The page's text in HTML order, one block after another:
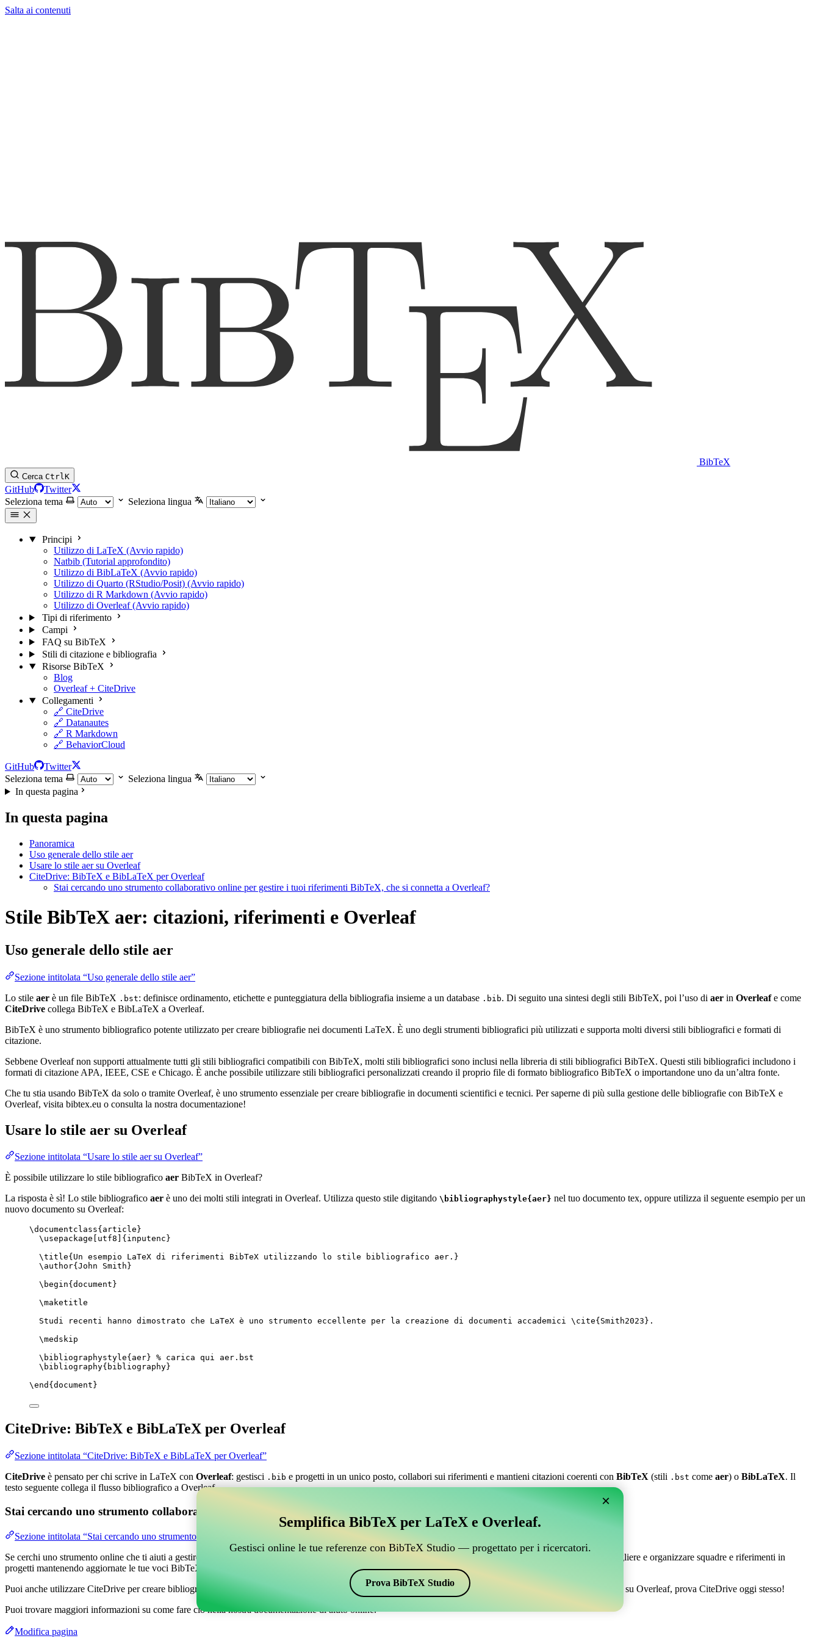
Salta ai contenuti
BibTeX
Cerca CtrlK
GitHub
Twitter
Seleziona tema
Seleziona lingua
Principi
Utilizzo di LaTeX (Avvio rapido)
Natbib (Tutorial approfondito)
Utilizzo di BibLaTeX (Avvio rapido)
Utilizzo di Quarto (RStudio/Posit) (Avvio rapido)
Utilizzo di R Markdown (Avvio rapido)
Utilizzo di Overleaf (Avvio rapido)
Tipi di riferimento
Campi
FAQ su BibTeX
Stili di citazione e bibliografia
Risorse BibTeX
Blog
Overleaf + CiteDrive
Collegamenti
🔗 CiteDrive
🔗 Datanautes
🔗 R Markdown
🔗 BehaviorCloud
GitHub
Twitter
Seleziona tema
Seleziona lingua
In questa pagina
In questa pagina
Panoramica
Uso generale dello stile aer
Usare lo stile aer su Overleaf
CiteDrive: BibTeX e BibLaTeX per Overleaf
Stai cercando uno strumento collaborativo online per gestire i tuoi riferimenti BibTeX, che si connetta a Overleaf?
Stile BibTeX aer: citazioni, riferimenti e Overleaf
Uso generale dello stile aer
Sezione intitolata “Uso generale dello stile aer”
Lo stile aer è un file BibTeX .bst: definisce ordinamento, etichette e punteggiatura della bibliografia insieme a un database .bib. Di seguito una sintesi degli stili BibTeX, poi l’uso di aer in Overleafe come
CiteDrive collega BibTeX e BibLaTeX a Overleaf.
BibTeX è uno strumento bibliografico potente utilizzato per creare bibliografie nei documenti LaTeX. È uno degli strumenti bibliografici più utilizzati e supporta molti diversi stili bibliografici e formati di
citazione.
Sebbene Overleaf non supporti attualmente tutti gli stili bibliografici compatibili con BibTeX, molti stili bibliografici sono inclusi nella libreria di stili bibliografici BibTeX. Questi stili bibliografici includono i
formati di citazione APA, IEEE, CSE e Chicago. È anche possibile utilizzare stili bibliografici personalizzati creando il proprio file di formato bibliografico BibTeX o importandone uno da un’altra fonte.
Che tu stia usando BibTeX da solo o tramite Overleaf, è uno strumento essenziale per creare bibliografie in documenti scientifici e tecnici. Per saperne di più sulla gestione delle bibliografie con BibTeX e
Overleaf, visita bibtex.eu o consulta la nostra documentazione!
Usare lo stile aer su Overleaf
Sezione intitolata “Usare lo stile aer su Overleaf”
È possibile utilizzare lo stile bibliografico aer BibTeX in Overleaf?
La risposta è sì! Lo stile bibliografico aer è uno dei molti stili integrati in Overleaf. Utilizza questo stile digitando \bibliographystyle{aer} nel tuo documento tex, oppure utilizza il seguente esempio per un
nuovo documento su Overleaf:
\documentclass{ article }
\usepackage
utf8 ]{ inputenc }
\title{Un esempio LaTeX di riferimenti BibTeX utilizzando lo stile bibliografico aer.}
\author{John Smith}
\begin{ document }
\maketitle
Studi recenti hanno dimostrato che LaTeX è uno strumento eccellente per la creazione di documenti accademici \cite{ Smith2023 }.
\medskip
\bibliographystyle{aer} % carica qui aer.bst
\bibliography{bibliography}
\end { document }
CiteDrive: BibTeX e BibLaTeX per Overleaf
Sezione intitolata “CiteDrive: BibTeX e BibLaTeX per Overleaf”
CiteDrive è pensato per chi scrive in LaTeX con Overleaf: gestisci .bib e progetti in un unico posto, collabori sui riferimenti e mantieni citazioni coerenti con BibTeX (stili .bst come aer) o BibLaTeX. Il
testo seguente collega il flusso bibliografico a Overleaf.
Stai cercando uno strumento collaborativo online per gestire i tuoi riferimenti BibTeX, che si connetta a Overleaf?
Sezione intitolata “Stai cercando uno strumento collaborativo online per gestire i tuoi riferimenti BibTeX, che si connetta a Overleaf?”
Se cerchi uno strumento online che ti aiuti a gestire i tuoi riferimenti, citazioni e bibliografia su Overleaf, CiteDrive potrebbe essere perfetto! Ti permette di raccogliere e organizzare squadre e riferimenti in
progetti mantenendo aggiornate le tue voci BibTeX nel tuo progetto Overleaf.
Puoi anche utilizzare CiteDrive per creare bibliografie e citazioni in vari stili, incluso aer. Quindi, se stai cercando un modo semplice per gestire la tua bibliografia su Overleaf, prova CiteDrive oggi stesso!
Puoi trovare maggiori informazioni su come fare ciò nella nostra documentazione di aiuto online.
Modifica pagina
×
Semplifica BibTeX per LaTeX e Overleaf.
Gestisci online le tue referenze con BibTeX Studio — progettato per i ricercatori.
Prova BibTeX Studio